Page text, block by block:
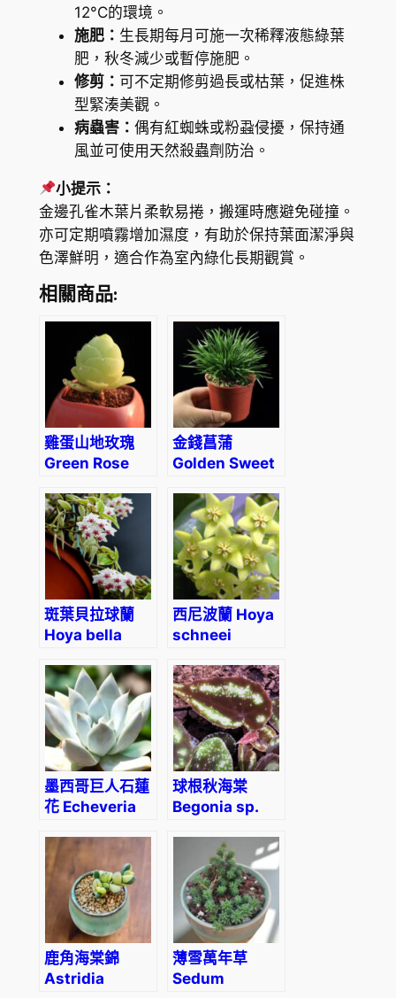
c
a
E
l
g
a
s
a
數
12°C的環境。
施肥： 生長期每月可施一次稀釋液態綠葉
肥，秋冬減少或暫停施肥。
修剪： 可不定期修剪過長或枯葉，促進株
型緊湊美觀。
病蟲害： 偶有紅蜘蛛或粉蝨侵擾，保持通
風並可使用天然殺蟲劑防治。
小提示：
金邊孔雀木葉片柔軟易捲，搬運時應避免碰撞。
亦可定期噴霧增加濕度，有助於保持葉面潔淨與
色澤鮮明，適合作為室內綠化長期觀賞。
相關商品:
雞蛋山地玫瑰
Green Rose
(Greenovia
diplocycla
var. gigantea)
金錢菖蒲
Golden Sweet
gramineus)
斑葉貝拉球蘭
Hoya bella
西尼波蘭 Hoya
schneei
墨西哥巨人石蓮
花 Echeveria
‘Mexican
Giant’
球根秋海棠
Begonia sp.
鹿角海棠錦
Astridia
薄雪萬年草
Sedum